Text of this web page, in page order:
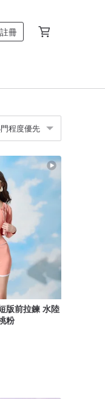
冊
程度優先
版前拉鍊 水陸
粉